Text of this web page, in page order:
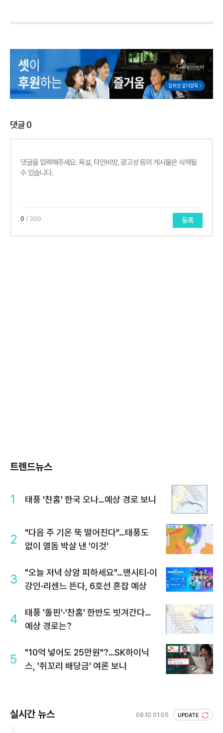
댓글0
0 / 300 등록
트렌드뉴스
1 태풍 '찬홈' 한국 오나…예상 경로 보니
2
"다음 주 기온 뚝 떨어진다"…태풍도
없이 열돔 박살 낸 '이것'
3
"오늘 저녁 상암 피하세요"…맨시티·이
강인·리센느 뜬다, 6호선 혼잡 예상
4
태풍 '돌핀'·'찬홈' 한반도 빗겨간다…
예상 경로는?
5
"10억 넣어도 25만원"?…SK하이닉
스, '쥐꼬리 배당금' 여론 보니
실시간 뉴스 08.10 01:05 UPDATE